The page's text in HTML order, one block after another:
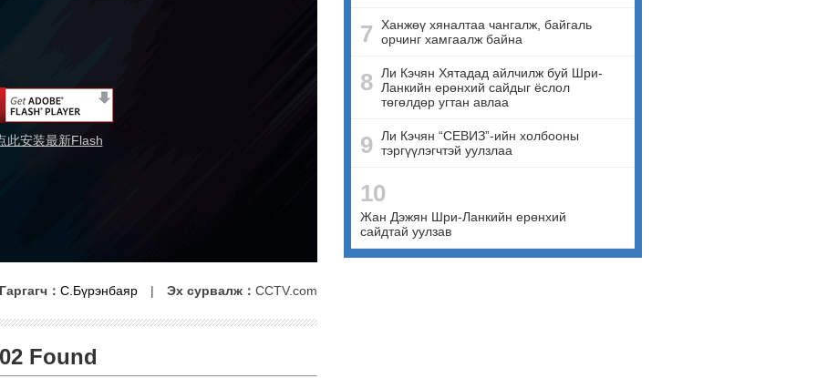
此安装最新Flash
Гаргагч： С.Бүрэнбаяр | Эх сурвалж： CCTV.com
Found
7
Ханжөү хяналтаа чангалж, байгаль
орчинг хамгаалж байна
8
Ли Кэчян Хятадад айлчилж буй Шри-
Ланкийн ерөнхий сайдыг ёслол
төгөлдөр угтан авлаа
9
Ли Кэчян “СЕВИЗ”-ийн холбооны
тэргүүлэгчтэй уулзлаа
10
Жан Дэжян Шри-Ланкийн ерөнхий
сайдтай уулзав